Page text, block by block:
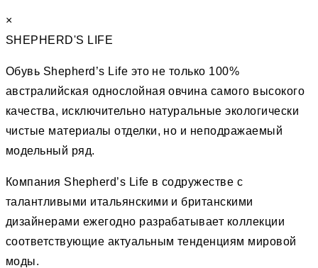
×
SHEPHERD'S LIFE
Обувь Shepherd’s Life это не только 100%
австралийская однослойная овчина самого высокого
качества, исключительно натуральные экологически
чистые материалы отделки, но и неподражаемый
модельный ряд.
Компания Shepherd’s Life в содружестве с
талантливыми итальянскими и британскими
дизайнерами ежегодно разрабатывает коллекции
соответствующие актуальным тенденциям мировой
моды.